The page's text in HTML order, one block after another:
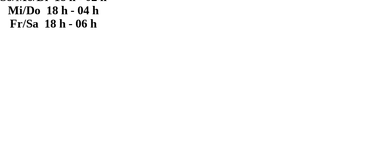
Mi/Do 18 h - 04 h
Fr/Sa 18 h - 06 h